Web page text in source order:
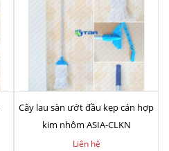
Cây lau sàn ướt đầu kẹp cán hợp
kim nhôm ASIA-CLKN
Liên hệ